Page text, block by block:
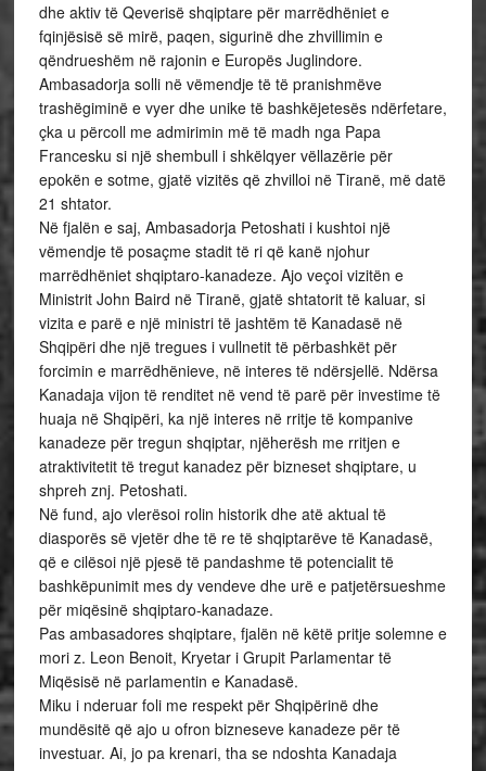
dhe aktiv të Qeverisë shqiptare për marrëdhëniet e
fqinjësisë së mirë, paqen, sigurinë dhe zhvillimin e
qëndrueshëm në rajonin e Europës Juglindore.
Ambasadorja solli në vëmendje të të pranishmëve
trashëgiminë e vyer dhe unike të bashkëjetesës ndërfetare,
çka u përcoll me admirimin më të madh nga Papa
Francesku si një shembull i shkëlqyer vëllazërie për
epokën e sotme, gjatë vizitës që zhvilloi në Tiranë, më datë
21 shtator.
Në fjalën e saj, Ambasadorja Petoshati i kushtoi një
vëmendje të posaçme stadit të ri që kanë njohur
marrëdhëniet shqiptaro-kanadeze. Ajo veçoi vizitën e
Ministrit John Baird në Tiranë, gjatë shtatorit të kaluar, si
vizita e parë e një ministri të jashtëm të Kanadasë në
Shqipëri dhe një tregues i vullnetit të përbashkët për
forcimin e marrëdhënieve, në interes të ndërsjellë. Ndërsa
Kanadaja vijon të renditet në vend të parë për investime të
huaja në Shqipëri, ka një interes në rritje të kompanive
kanadeze për tregun shqiptar, njëherësh me rritjen e
atraktivitetit të tregut kanadez për bizneset shqiptare, u
shpreh znj. Petoshati.
Në fund, ajo vlerësoi rolin historik dhe atë aktual të
diasporës së vjetër dhe të re të shqiptarëve të Kanadasë,
që e cilësoi një pjesë të pandashme të potencialit të
bashkëpunimit mes dy vendeve dhe urë e patjetërsueshme
për miqësinë shqiptaro-kanadaze.
Pas ambasadores shqiptare, fjalën në këtë pritje solemne e
mori z. Leon Benoit, Kryetar i Grupit Parlamentar të
Miqësisë në parlamentin e Kanadasë.
Miku i nderuar foli me respekt për Shqipërinë dhe
mundësitë që ajo u ofron bizneseve kanadeze për të
investuar. Ai, jo pa krenari, tha se ndoshta Kanadaja